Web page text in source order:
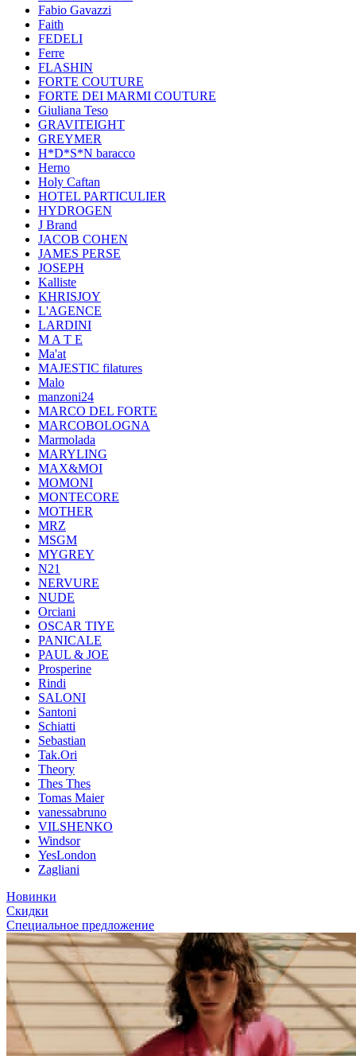
Fabio Gavazzi
Faith
FEDELI
Ferre
FLASHIN
FORTE COUTURE
FORTE DEI MARMI COUTURE
Giuliana Teso
GRAVITEIGHT
GREYMER
H*D*S*N baracco
Herno
Holy Caftan
HOTEL PARTICULIER
HYDROGEN
J Brand
JACOB COHEN
JAMES PERSE
JOSEPH
Kalliste
KHRISJOY
L'AGENCE
LARDINI
M A T E
Ma'at
MAJESTIC filatures
Malo
manzoni24
MARCO DEL FORTE
MARCOBOLOGNA
Marmolada
MARYLING
MAX&MOI
MOMONI
MONTECORE
MOTHER
MRZ
MSGM
MYGREY
N21
NERVURE
NUDE
Orciani
OSCAR TIYE
PANICALE
PAUL & JOE
Prosperine
Rindi
SALONI
Santoni
Schiatti
Sebastian
Tak.Ori
Theory
Thes Thes
Tomas Maier
vanessabruno
VILSHENKO
Windsor
YesLondon
Zagliani
Новинки
Скидки
Специальное предложение